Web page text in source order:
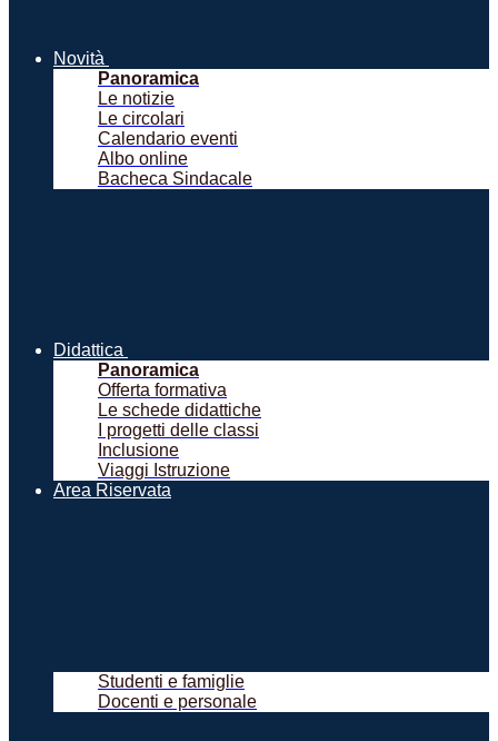
Novità
Panoramica
Le notizie
Le circolari
Calendario eventi
Albo online
Bacheca Sindacale
Didattica
Panoramica
Offerta formativa
Le schede didattiche
I progetti delle classi
Inclusione
Viaggi Istruzione
Area Riservata
Studenti e famiglie
Docenti e personale